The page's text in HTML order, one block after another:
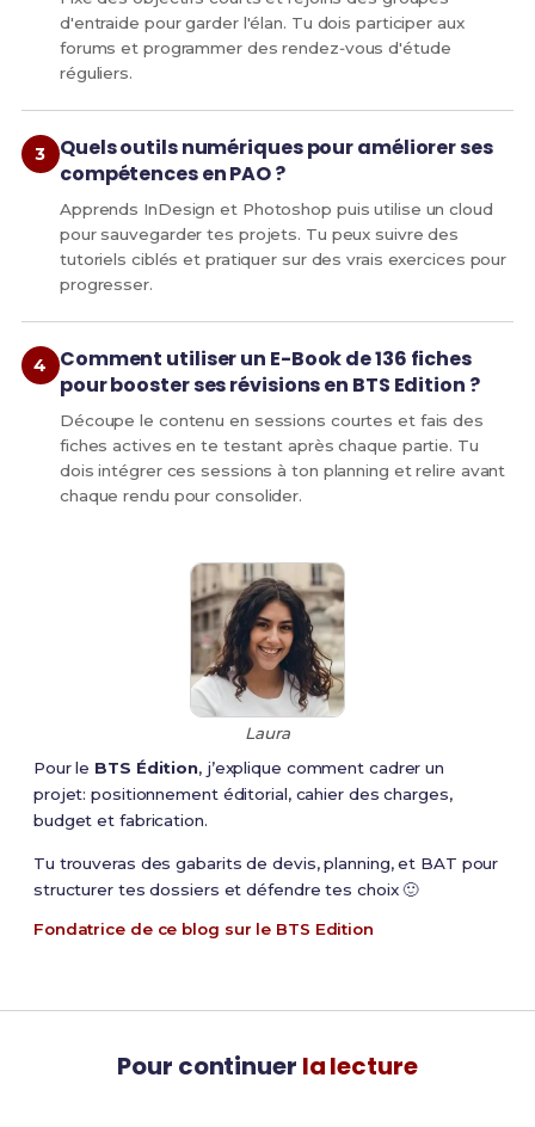
d'entraide pour garder l'élan. Tu dois participer aux
forums et programmer des rendez‑vous d'étude
réguliers.
Quels outils numériques pour améliorer ses
compétences en PAO ?
Apprends InDesign et Photoshop puis utilise un cloud
pour sauvegarder tes projets. Tu peux suivre des
tutoriels ciblés et pratiquer sur des vrais exercices pour
progresser.
Comment utiliser un E-Book de 136 fiches
pour booster ses révisions en BTS Edition ?
Découpe le contenu en sessions courtes et fais des
fiches actives en te testant après chaque partie. Tu
dois intégrer ces sessions à ton planning et relire avant
chaque rendu pour consolider.
Laura
Pour le BTS Édition, j’explique comment cadrer un
projet: positionnement éditorial, cahier des charges,
budget et fabrication.
Tu trouveras des gabarits de devis, planning, et BAT pour
structurer tes dossiers et défendre tes choix 🙂
Fondatrice de ce blog sur le BTS Edition
Pour continuer la lecture